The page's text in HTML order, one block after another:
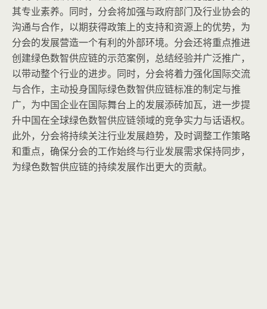
其专业素养。同时，分会将加强与政府部门及行业协会的
沟通与合作，以期获得政策上的支持和资源上的优势，为
分会的发展营造一个有利的外部环境。分会还将重点推进
创建绿色数智供应链的示范案例，总结经验并广泛推广，
以带动整个行业的进步。同时，分会将着力强化国际交流
与合作，主动投身国际绿色数智供应链标准的制定与推
广，为中国企业在国际舞台上的发展添砖加瓦，进一步提
升中国在全球绿色数智供应链领域的竞争实力与话语权。
此外，分会将持续关注行业发展趋势，及时调整工作策略
和重点，确保分会的工作始终与行业发展需求保持同步，
为绿色数智供应链的持续发展作出更大的贡献。